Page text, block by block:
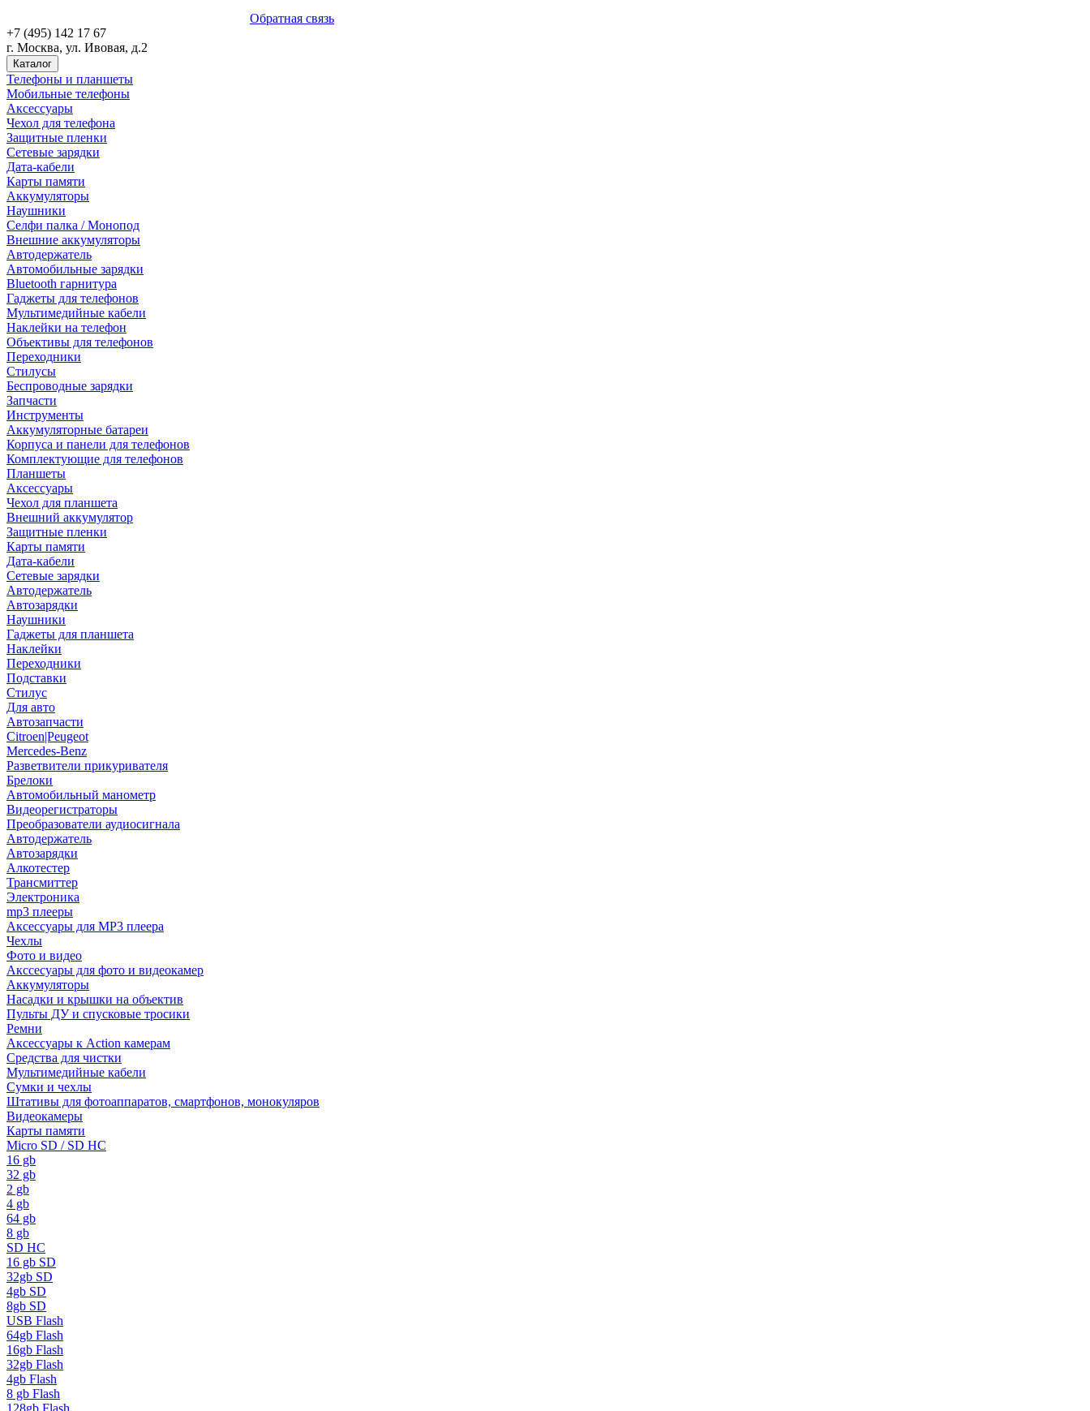
Обратная связь
+7 (495) 142 17 67
г. Москва, ул. Ивовая, д.2
Каталог
Телефоны и планшеты
Мобильные телефоны
Аксессуары
Чехол для телефона
Защитные пленки
Сетевые зарядки
Дата-кабели
Карты памяти
Аккумуляторы
Наушники
Селфи палка / Монопод
Внешние аккумуляторы
Автодержатель
Автомобильные зарядки
Bluetooth гарнитура
Гаджеты для телефонов
Мультимедийные кабели
Наклейки на телефон
Объективы для телефонов
Переходники
Стилусы
Беспроводные зарядки
Запчасти
Инструменты
Аккумуляторные батареи
Корпуса и панели для телефонов
Комплектующие для телефонов
Планшеты
Аксессуары
Чехол для планшета
Внешний аккумулятор
Защитные пленки
Карты памяти
Дата-кабели
Сетевые зарядки
Автодержатель
Автозарядки
Наушники
Гаджеты для планшета
Наклейки
Переходники
Подставки
Стилус
Для авто
Автозапчасти
Citroen|Peugeot
Mercedes-Benz
Разветвители прикуривателя
Брелоки
Автомобильный манометр
Видеорегистраторы
Преобразователи аудиосигнала
Автодержатель
Автозарядки
Алкотестер
Трансмиттер
Электроника
mp3 плееры
Аксессуары для MP3 плеера
Чехлы
Фото и видео
Акссесуары для фото и видеокамер
Аккумуляторы
Насадки и крышки на объектив
Пульты ДУ и спусковые тросики
Ремни
Аксессуары к Action камерам
Средства для чистки
Мультимедийные кабели
Сумки и чехлы
Штативы для фотоаппаратов, смартфонов, монокуляров
Видеокамеры
Карты памяти
Micro SD / SD HC
16 gb
32 gb
2 gb
4 gb
64 gb
8 gb
SD HC
16 gb SD
32gb SD
4gb SD
8gb SD
USB Flash
64gb Flash
16gb Flash
32gb Flash
4gb Flash
8 gb Flash
128gb Flash